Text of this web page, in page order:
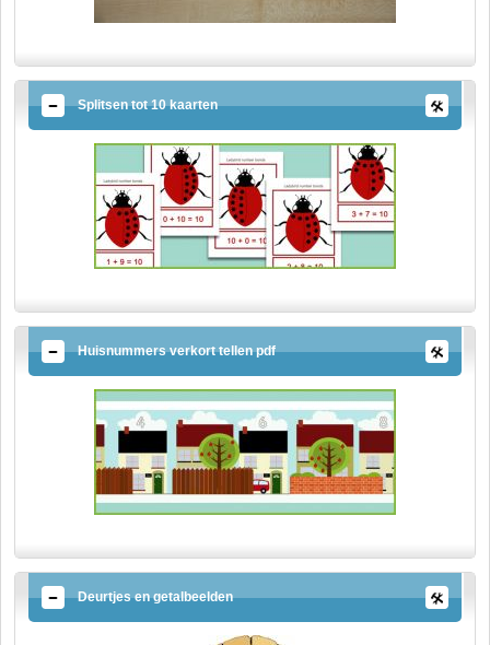
Splitsen tot 10 kaarten
Huisnummers verkort tellen pdf
Deurtjes en getalbeelden